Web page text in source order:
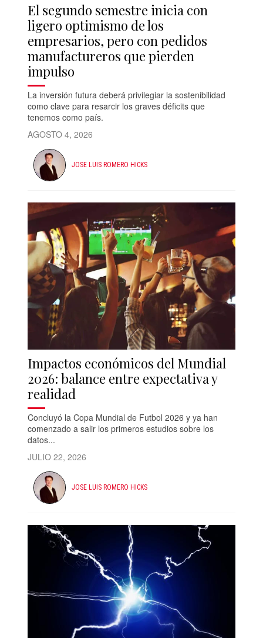
El segundo semestre inicia con
ligero optimismo de los
empresarios, pero con pedidos
manufactureros que pierden
impulso
La inversión futura deberá privilegiar la sostenibilidad
como clave para resarcir los graves déficits que
tenemos como país.
AGOSTO 4, 2026
JOSE LUIS ROMERO HICKS
Impactos económicos del Mundial
2026: balance entre expectativa y
realidad
Concluyó la Copa Mundial de Futbol 2026 y ya han
comenzado a salir los primeros estudios sobre los
datos...
JULIO 22, 2026
JOSE LUIS ROMERO HICKS